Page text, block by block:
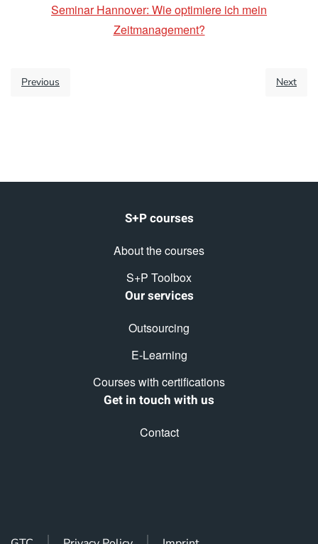
Seminar Hannover: Wie optimiere ich mein
Zeitmanagement?
Previous Next
S+P courses
About the courses
S+P Toolbox
Our services
Outsourcing
E-Learning
Courses with certifications
Get in touch with us
Contact